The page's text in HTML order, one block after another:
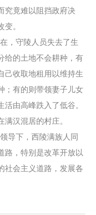
究竟难以阻挡政府决
。
，守陵人员失去了生
给的土地不会耕种，有
己收取地租用以维持生
；有的则带领妻子儿女
由高峰跌入了低谷。
汉混居的村庄。
导下，西陵满族人同
路，特别是改革开放以
社会主义道路，发展各